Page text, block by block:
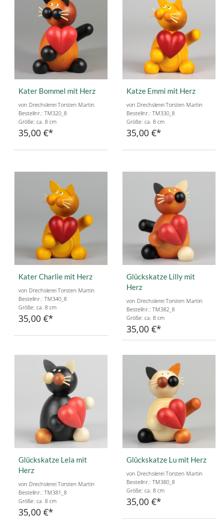
Kater Bommel mit Herz
von Drechslerei Torsten Martin
Bestellnr.: TM320_8
Größe: ca. 8 cm
35,00 €
Katze Emmi mit Herz
von Drechslerei Torsten Martin
Bestellnr.: TM330_8
Größe: ca. 8 cm
35,00 €
Kater Charlie mit Herz
von Drechslerei Torsten Martin
Bestellnr.: TM340_8
Größe: ca. 8 cm
35,00 €
Glückskatze Lilly mit
Herz
von Drechslerei Torsten Martin
Bestellnr.: TM382_8
Größe: ca. 8 cm
35,00 €
Glückskatze Lela mit
Herz
von Drechslerei Torsten Martin
Bestellnr.: TM381_8
Größe: ca. 8 cm
35,00 €
Glückskatze Lu mit Herz
von Drechslerei Torsten Martin
Bestellnr.: TM380_8
Größe: ca. 8 cm
35,00 €